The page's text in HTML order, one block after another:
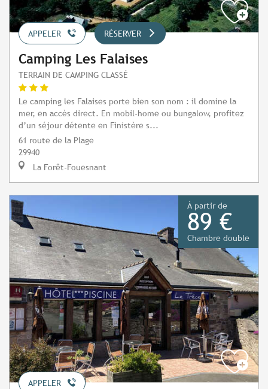
APPELER RÉSERVER
Camping Les Falaises
TERRAIN DE CAMPING CLASSÉ
Le camping les Falaises porte bien son nom : il domine la
mer, en accès direct. En mobil-home ou bungalow, profitez
d’un séjour détente en Finistère s...
61 route de la Plage
29940
La Forêt-Fouesnant
À partir de
89 €
Chambre double
APPELER